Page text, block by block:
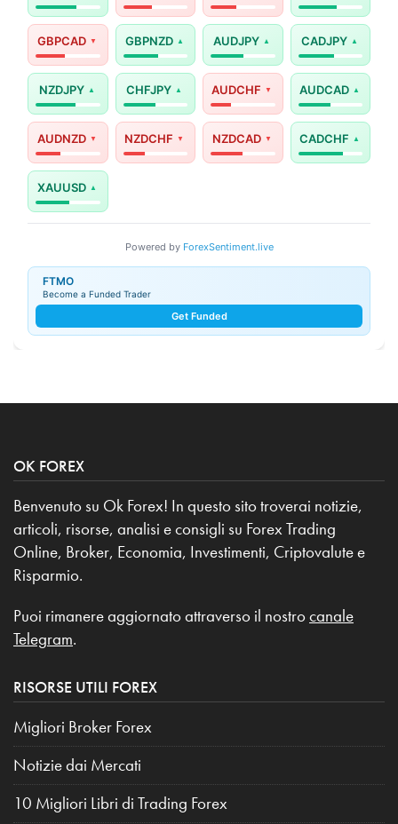
GBPCAD GBPNZD AUDJPY CADJPY
NZDJPY CHFJPY AUDCHF AUDCAD
AUDNZD NZDCHF NZDCAD CADCHF
XAUUSD
Powered by ForexSentiment.live
FTMO
Become a Funded Trader
Get Funded
OK FOREX
Benvenuto su Ok Forex! In questo sito troverai notizie,
articoli, risorse, analisi e consigli su Forex Trading
Online, Broker, Economia, Investimenti, Criptovalute e
Risparmio.
Puoi rimanere aggiornato attraverso il nostro canale
Telegram.
RISORSE UTILI FOREX
Migliori Broker Forex
Notizie dai Mercati
10 Migliori Libri di Trading Forex